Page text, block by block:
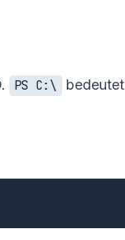
PS C:\
bedeutet